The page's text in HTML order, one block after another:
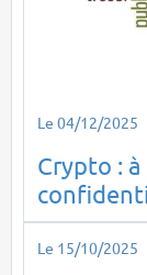
Le 04/12/2025
Crypto :
Le 15/10/2025